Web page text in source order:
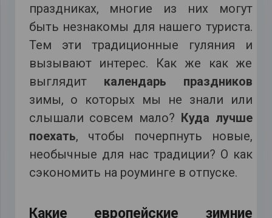
праздниках, многие из них могут
быть незнакомы для нашего туриста.
Тем эти традиционные гуляния и
вызывают интерес. Как же как же
выглядит календарь праздников
зимы, о которых мы не знали или
слышали совсем мало? Куда лучше
поехать, чтобы почерпнуть новые,
необычные для нас традиции? О как
сэкономить на роуминге в отпуске.
Какие европейские зимние